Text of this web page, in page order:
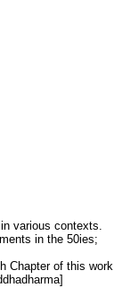
various contexts.
in the 50ies;
Chapter of this work